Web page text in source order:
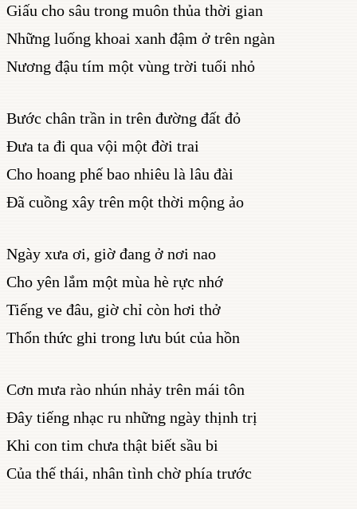
Giấu cho sâu trong muôn thủa thời gian
Những luống khoai xanh đậm ở trên ngàn
Nương đậu tím một vùng trời tuổi nhỏ
Bước chân trần in trên đường đất đỏ
Đưa ta đi qua vội một đời trai
Cho hoang phế bao nhiêu là lâu đài
Đã cuồng xây trên một thời mộng ảo
Ngày xưa ơi, giờ đang ở nơi nao
Cho yên lắm một mùa hè rực nhớ
Tiếng ve đâu, giờ chỉ còn hơi thở
Thổn thức ghi trong lưu bút của hồn
Cơn mưa rào nhún nhảy trên mái tôn
Đây tiếng nhạc ru những ngày thịnh trị
Khi con tim chưa thật biết sầu bi
Của thế thái, nhân tình chờ phía trước